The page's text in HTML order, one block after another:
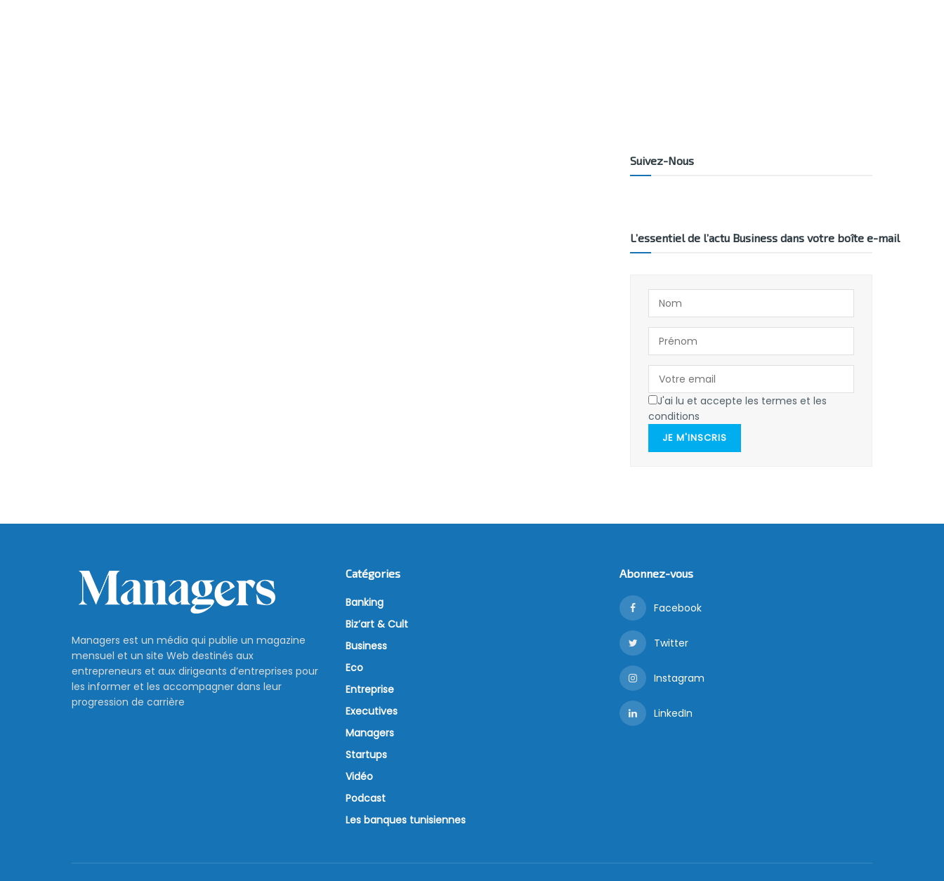
Suivez-Nous
L’essentiel de l’actu Business dans votre boîte e-mail
J'ai lu et accepte les termes et les
conditions
JE M'INSCRIS
Managers est un média qui publie un magazine
mensuel et un site Web destinés aux
entrepreneurs et aux dirigeants d’entreprises pour
les informer et les accompagner dans leur
progression de carrière
Catégories
Banking
Biz’art & Cult
Business
Eco
Entreprise
Executives
Managers
Startups
Vidéo
Podcast
Les banques tunisiennes
Abonnez-vous
Facebook
Twitter
Instagram
LinkedIn